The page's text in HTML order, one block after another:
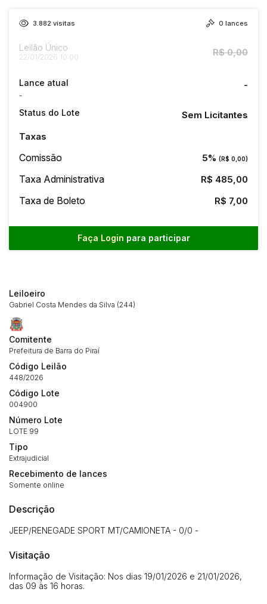
3.882 visitas 0 lances
Leilão Único
22/01/2026 10:00 R$ 0,00
Lance atual
-
-
Status do Lote
Sem Licitantes
Taxas
Comissão 5% (R$ 0,00)
Taxa Administrativa R$ 485,00
Taxa de Boleto R$ 7,00
Faça Login para participar
Leiloeiro
Gabriel Costa Mendes da Silva (244)
Comitente
Prefeitura de Barra do Piraí
Código Leilão
448/2026
Código Lote
004900
Número Lote
LOTE 99
Tipo
Extrajudicial
Recebimento de lances
Somente online
Descrição
JEEP/RENEGADE SPORT MT/CAMIONETA - 0/0 -
Visitação
Informação de Visitação: Nos dias 19/01/2026 e 21/01/2026,
das 09 às 16 horas.
(Art. 895, CPC)
14/04/2025 18:43:11
14/04/2025 18:43:11